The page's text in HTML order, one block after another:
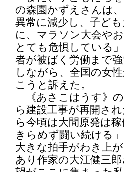
の森園かずえさんは
異常に減少し、子ど
に、マラソン大会や
とても危惧している
者が被ばく労働まで
しながら、全国の女
こうと訴えた。
《あさこはうす》の
ら建設工事が再開さ
ら今頃は大間原発は
きらめず闘い続ける
大きな拍手がわき上
あり作家の大江健三